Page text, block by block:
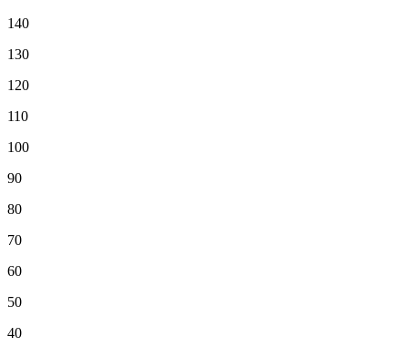
140
130
120
110
100
90
80
70
60
50
40